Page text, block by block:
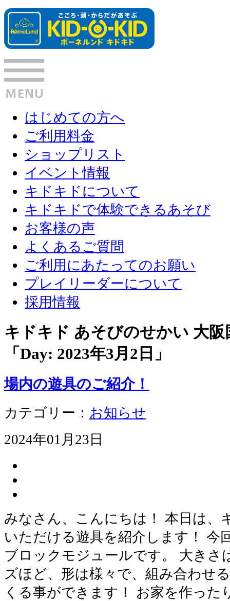
はじめての方へ
ご利用料金
ショップリスト
イベント情報
キドキドについて
キドキドで体験できるあそび
お客様の声
よくあるご質問
ご利用にあたってのお願い
プレイリーダーについて
採用情報
キドキド あそびのせかい 大
「Day: 2023年3月2日 」
場内の遊具のご紹介！
カテゴリー： お知らせ
2024年01月23日
みなさん、こんにちは！ 本日は、
いただける遊具を紹介します！ 今
ブロックモジュールです。 大きさ
ズほど、形は様々で、組み合わせ
くる事ができます！ お家を作っ